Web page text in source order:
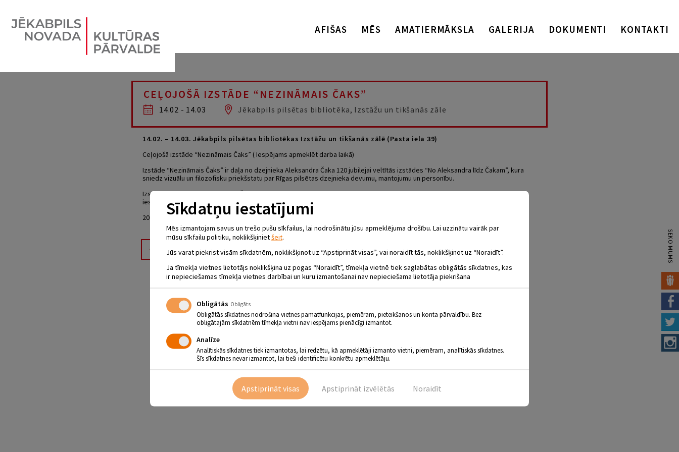
AFIŠAS MĒS AMATIERMĀKSLA GALERIJA DOKUMENTI KONTAKTI
CEĻOJOŠĀ IZSTĀDE “NEZINĀMAIS ČAKS”
14.02 - 14.03 Jēkabpils pilsētas bibliotēka, Izstāžu un tikšanās zāle
14.02. – 14.03. Jēkabpils pilsētas bibliotēkas Izstāžu un tikšanās zālē (Pasta iela 39)
Ceļojošā izstāde “Nezināmais Čaks” ( Iespējams apmeklēt darba laikā)
Izstāde “Nezināmais Čaks” ir daļa no dzejnieka Aleksandra Čaka 120 jubilejai veltītās izstādes “No Aleksandra līdz Čakam”, kura
sniedz vizuālu un filozofisku priekšstatu par Rīgas pilsētas dzejnieka devumu, mantojumu un personību.
Izstādē var apskatīt Aleksandra Čaka portretus, viņa tuvinieku un draugu fotoattēlus. Tā ataino dzejnieku cauri laikam, dodot
iespēju katram interesentam iepazīties ar viņa dzīvesvietām un notikumiem, kuri saistīti ar tām.
februārī plkst.16.00 aicinām uz tikšanos ar Aleksandra Čaka muzeja galveno krājuma glabātāju Solvitu Elertu.
Atpakaļ SEKO MUMS
Sīkdatņu iestatījumi
Mēs izmantojam savus un trešo pušu sīkfailus, lai nodrošinātu jūsu apmeklējuma drošību. Lai uzzinātu vairāk par
mūsu sīkfailu politiku, noklikšķinietšeit.
Jūs varat piekrist visām sīkdatnēm, noklikšķinot uz “Apstiprināt visas”, vai noraidīt tās, noklikšķinot uz “Noraidīt”.
Ja tīmekļa vietnes lietotājs noklikšķina uz pogas “Noraidīt”, tīmekļa vietnē tiek saglabātas obligātās sīkdatnes, kas
ir nepieciešamas tīmekļa vietnes darbībai un kuru izmantošanai nav nepieciešama lietotāja piekrišana
Obligātās Obligāts
Obligātās sīkdatnes nodrošina vietnes pamatfunkcijas, piemēram, pieteikšanos un konta pārvaldību. Bez
obligātajām sīkdatnēm tīmekļa vietni nav iespējams pienācīgi izmantot.
Analīze
Analītiskās sīkdatnes tiek izmantotas, lai redzētu, kā apmeklētāji izmanto vietni, piemēram, analītiskās sīkdatnes.
Šīs sīkdatnes nevar izmantot, lai tieši identificētu konkrētu apmeklētāju.
Noraidīt
Apstiprināt izvēlētās
Apstiprināt visas